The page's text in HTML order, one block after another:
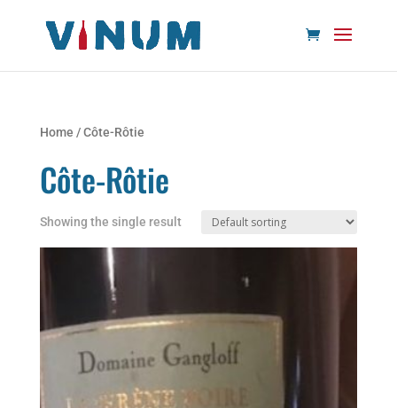
Home / Côte-Rôtie
Côte-Rôtie
Showing the single result